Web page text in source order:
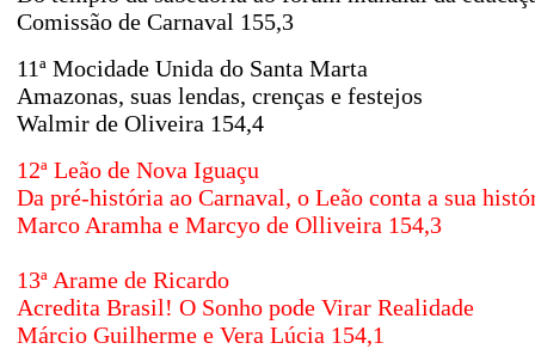
Comissão de Carnaval 155,3
11ª Mocidade Unida do Santa Marta
Amazonas, suas lendas, crenças e festejos
Walmir de Oliveira 154,4
12ª Leão de Nova Iguaçu
Da pré-história ao Carnaval, o Leão conta a sua
Marco Aramha e Marcyo de Olliveira 154,3
13ª Arame de Ricardo
Acredita Brasil! O Sonho pode Virar Realidade
Márcio Guilherme e Vera Lúcia 154,1